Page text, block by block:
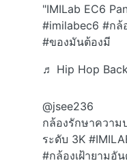
"IMILab EC6
#imilabec6 #กล้
#ของมันต้องมี
♬ Hip Hop
@jsee236
กล้องรักษาควา
ระดับ 3K
#กล้องเฝ้ายามอัน